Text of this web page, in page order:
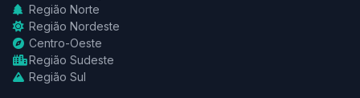
Região Norte
Região Nordeste
Centro-Oeste
Região Sudeste
Região Sul